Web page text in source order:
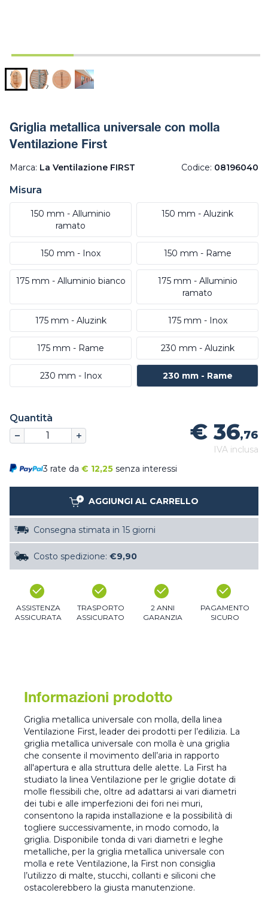
Griglia metallica universale con molla
Ventilazione First
Marca: La Ventilazione FIRST Codice: 08196040
Misura
150 mm - Alluminio
ramato
150 mm - Aluzink
150 mm - Inox 150 mm - Rame
175 mm - Alluminio bianco
175 mm - Alluminio
ramato
175 mm - Aluzink 175 mm - Inox
175 mm - Rame 230 mm - Aluzink
230 mm - Inox 230 mm - Rame
Quantità
€ 36,76
IVA inclusa
3 rate da € 12,25 senza interessi
AGGIUNGI AL CARRELLO
Consegna stimata in 15 giorni
Costo spedizione: €9,90
ASSISTENZA
ASSICURATA
TRASPORTO
ASSICURATO
2 ANNI
GARANZIA
PAGAMENTO
SICURO
Informazioni prodotto
Griglia metallica universale con molla, della linea
Ventilazione First, leader dei prodotti per l’edilizia. La
griglia metallica universale con molla è una griglia
che consente il movimento dell’aria in rapporto
all'apertura e alla struttura delle alette. La First ha
studiato la linea Ventilazione per le griglie dotate di
molle flessibili che, oltre ad adattarsi ai vari diametri
dei tubi e alle imperfezioni dei fori nei muri,
consentono la rapida installazione e la possibilità di
togliere successivamente, in modo comodo, la
griglia. Disponibile tonda di vari diametri e leghe
metalliche, per la griglia metallica universale con
molla e rete Ventilazione, la First non consiglia
l’utilizzo di malte, stucchi, collanti e siliconi che
ostacolerebbero la giusta manutenzione.